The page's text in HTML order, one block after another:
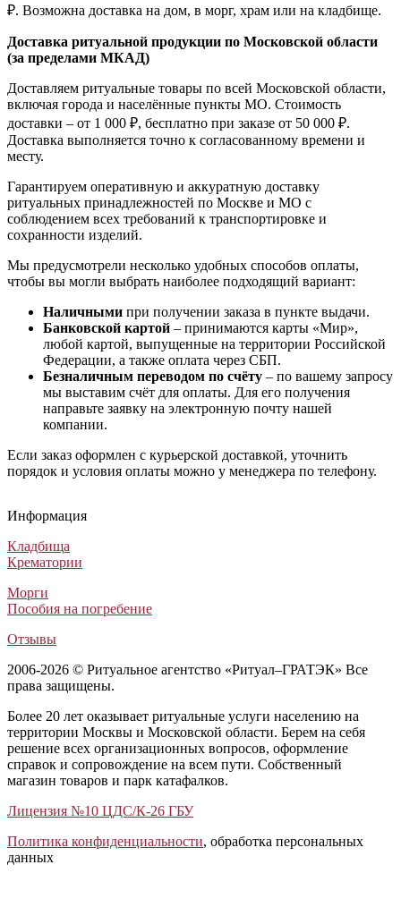
₽. Возможна доставка на дом, в морг, храм или на кладбище.
Доставка ритуальной продукции по Московской области
(за пределами МКАД)
Доставляем ритуальные товары по всей Московской области,
включая города и населённые пункты МО. Стоимость
доставки – от 1 000 ₽, бесплатно при заказе от 50 000 ₽.
Доставка выполняется точно к согласованному времени и
месту.
Гарантируем оперативную и аккуратную доставку
ритуальных принадлежностей по Москве и МО с
соблюдением всех требований к транспортировке и
сохранности изделий.
Мы предусмотрели несколько удобных способов оплаты,
чтобы вы могли выбрать наиболее подходящий вариант:
Наличными при получении заказа в пункте выдачи.
Банковской картой – принимаются карты «Мир»,
любой картой, выпущенные на территории Российской
Федерации, а также оплата через СБП.
Безналичным переводом по счёту – по вашему запросу
мы выставим счёт для оплаты. Для его получения
направьте заявку на электронную почту нашей
компании.
Если заказ оформлен с курьерской доставкой, уточнить
порядок и условия оплаты можно у менеджера по телефону.
Венки из искусственных цветов
Венки из искусственных цветов
Венки из искусственных цветов
Венки из искусственных цветов
Информация
Кладбища
Крематории
Морги
Пособия на погребение
Отзывы
2006-2026 © Ритуальное агентство «Ритуал–ГРАТЭК» Все
права защищены.
Более 20 лет оказывает ритуальные услуги населению на
территории Москвы и Московской области. Берем на себя
решение всех организационных вопросов, оформление
справок и сопровождение на всем пути. Собственный
магазин товаров и парк катафалков.
Лицензия №10 ЦДС/К-26 ГБУ
Политика конфиденциальности, обработка персональных
данных